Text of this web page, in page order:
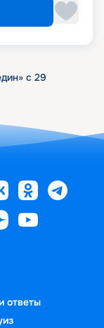
с 29
ответы